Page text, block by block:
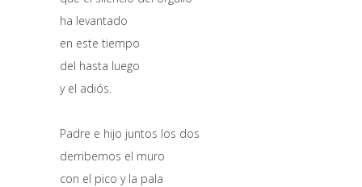
ha levantado
en este tiempo
del hasta luego
y el adiós.
Padre e hijo juntos los dos
derribemos el muro
con el pico y la pala